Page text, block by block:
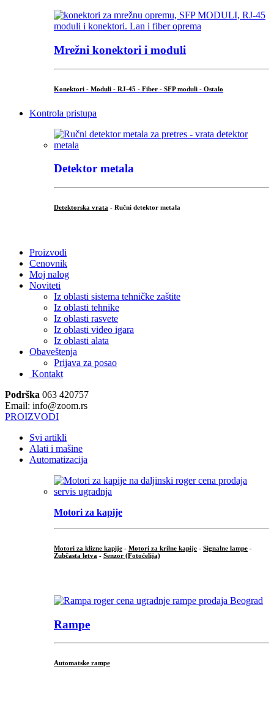
Mrežni konektori i moduli
Konektori - Moduli - RJ-45 - Fiber - SFP moduli - Ostalo
Kontrola pristupa
Detektor metala
Detektorska vrata - Ručni detektor metala
Proizvodi
Cenovnik
Moj nalog
Noviteti
Iz oblasti sistema tehničke zaštite
Iz oblasti tehnike
Iz oblasti rasvete
Iz oblasti video igara
Iz oblasti alata
Obaveštenja
Prijava za posao
Kontakt
Podrška 063 420757
Email: info@zoom.rs
PROIZVODI
Svi artikli
Alati i mašine
Automatizacija
Motori za kapije
Motori za klizne kapije - Motori za krilne kapije - Signalne lampe -
Zubčasta letva - Senzor (Fotoćelija)
Rampe
Automatske rampe